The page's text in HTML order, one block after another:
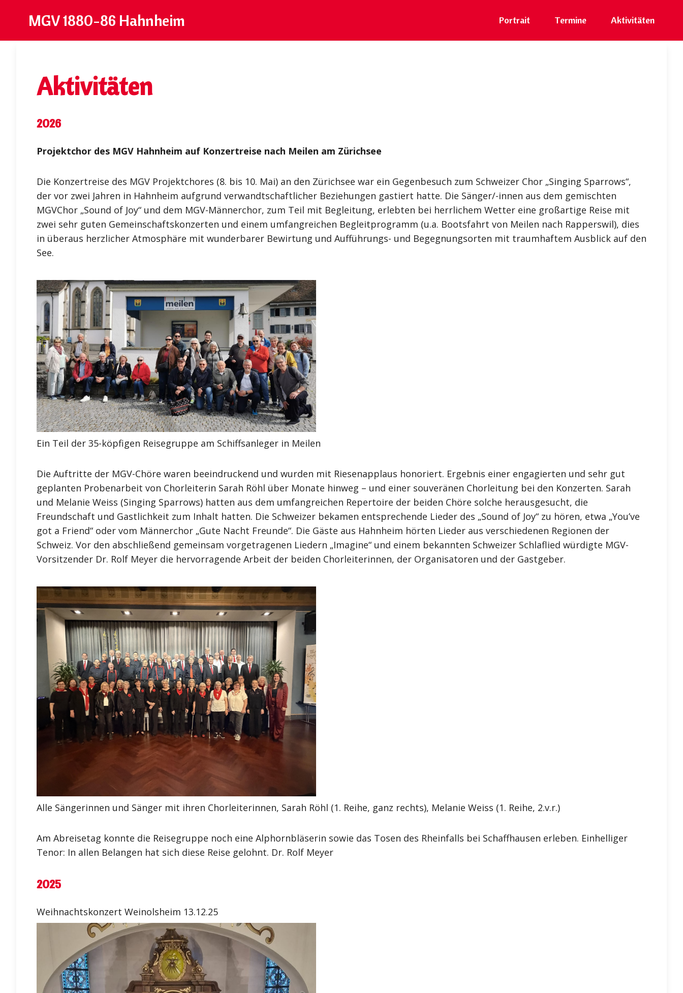
MGV 1880-86 Hahnheim Portrait Termine Aktivitäten
Aktivitäten
2026
Projektchor des MGV Hahnheim auf Konzertreise nach Meilen am Zürichsee
Die Konzertreise des MGV Projektchores (8. bis 10. Mai) an den Zürichsee war ein Gegenbesuch zum Schweizer Chor „Singing Sparrows“,
der vor zwei Jahren in Hahnheim aufgrund verwandtschaftlicher Beziehungen gastiert hatte. Die Sänger/-innen aus dem gemischten
MGVChor „Sound of Joy“ und dem MGV-Männerchor, zum Teil mit Begleitung, erlebten bei herrlichem Wetter eine großartige Reise mit
zwei sehr guten Gemeinschaftskonzerten und einem umfangreichen Begleitprogramm (u.a. Bootsfahrt von Meilen nach Rapperswil), dies
in überaus herzlicher Atmosphäre mit wunderbarer Bewirtung und Aufführungs- und Begegnungsorten mit traumhaftem Ausblick auf den
See.
Ein Teil der 35-köpfigen Reisegruppe am Schiffsanleger in Meilen
Die Auftritte der MGV-Chöre waren beeindruckend und wurden mit Riesenapplaus honoriert. Ergebnis einer engagierten und sehr gut
geplanten Probenarbeit von Chorleiterin Sarah Röhl über Monate hinweg – und einer souveränen Chorleitung bei den Konzerten. Sarah
und Melanie Weiss (Singing Sparrows) hatten aus dem umfangreichen Repertoire der beiden Chöre solche herausgesucht, die
Freundschaft und Gastlichkeit zum Inhalt hatten. Die Schweizer bekamen entsprechende Lieder des „Sound of Joy“ zu hören, etwa „You’ve
got a Friend“ oder vom Männerchor „Gute Nacht Freunde“. Die Gäste aus Hahnheim hörten Lieder aus verschiedenen Regionen der
Schweiz. Vor den abschließend gemeinsam vorgetragenen Liedern „Imagine“ und einem bekannten Schweizer Schlaflied würdigte MGV-
Vorsitzender Dr. Rolf Meyer die hervorragende Arbeit der beiden Chorleiterinnen, der Organisatoren und der Gastgeber.
Alle Sängerinnen und Sänger mit ihren Chorleiterinnen, Sarah Röhl (1. Reihe, ganz rechts), Melanie Weiss (1. Reihe, 2.v.r.)
Am Abreisetag konnte die Reisegruppe noch eine Alphornbläserin sowie das Tosen des Rheinfalls bei Schaffhausen erleben. Einhelliger
Tenor: In allen Belangen hat sich diese Reise gelohnt. Dr. Rolf Meyer
2025
Weihnachtskonzert Weinolsheim 13.12.25